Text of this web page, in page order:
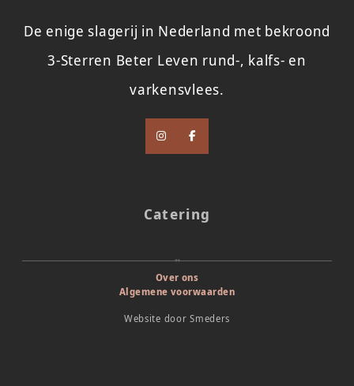
De enige slagerij in Nederland met bekroond
3-Sterren Beter Leven rund-, kalfs- en
varkensvlees.
Catering
Over ons
Algemene voorwaarden
Website doorSmeders